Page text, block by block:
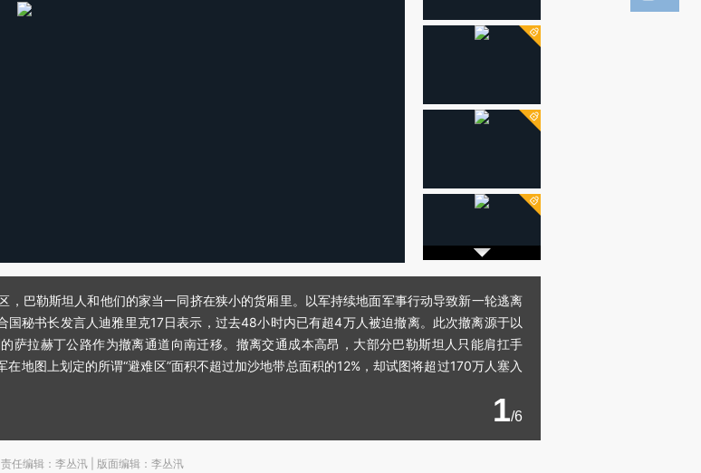
成
巴勒斯坦人和他们的家当一同挤在狭小的货厢里。以军持续地面军事行动导致新一轮逃离
秘书长发言人迪雅里克17日表示，过去48小时内已有超4万人被迫撤离。此次撤离源于以
萨拉赫丁公路作为撤离通道向南迁移。撤离交通成本高昂，大部分巴勒斯坦人只能肩扛手
地图上划定的所谓“避难区”面积不超过加沙地带总面积的12%，却试图将超过170万人塞入
1/6
责任编辑：李丛汛 | 版面编辑：李丛汛